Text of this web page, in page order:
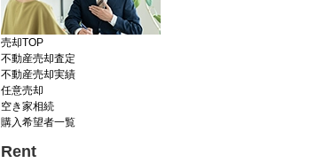
売却TOP
不動産売却査定
不動産売却実績
任意売却
空き家相続
購入希望者一覧
Rent